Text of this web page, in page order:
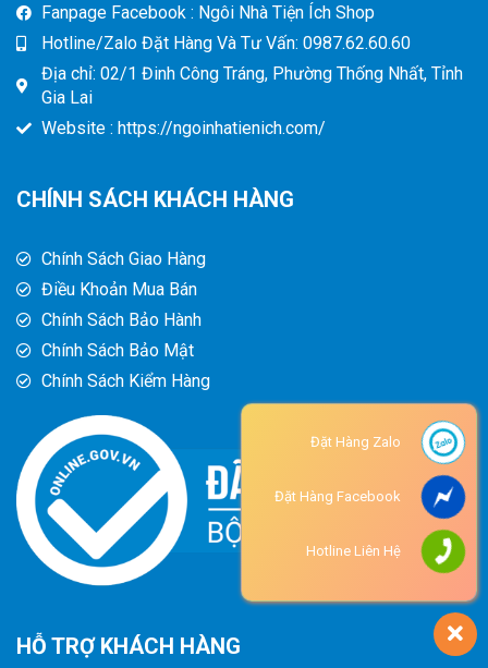
Fanpage Facebook : Ngôi Nhà Tiện Ích Shop
Hotline/Zalo Đặt Hàng Và Tư Vấn: 0987.62.60.60
Địa chỉ: 02/1 Đinh Công Tráng, Phường Thống Nhất, Tỉnh
Gia Lai
Website : https://ngoinhatienich.com/
CHÍNH SÁCH KHÁCH HÀNG
Chính Sách Giao Hàng
Điều Khoản Mua Bán
Chính Sách Bảo Hành
Chính Sách Bảo Mật
Chính Sách Kiểm Hàng
HỖ TRỢ KHÁCH HÀNG
Đặt Hàng Zalo
Đặt Hàng Facebook
Hotline Liên Hệ